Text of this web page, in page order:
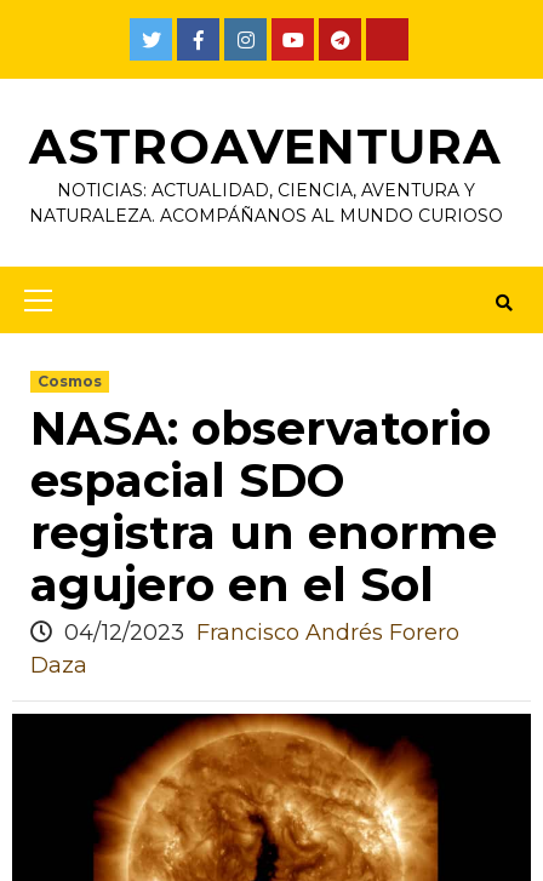
ASTROAVENTURA
NOTICIAS: ACTUALIDAD, CIENCIA, AVENTURA Y
NATURALEZA. ACOMPÁÑANOS AL MUNDO CURIOSO
Cosmos
NASA: observatorio
espacial SDO
registra un enorme
agujero en el Sol
04/12/2023 Francisco Andrés Forero
Daza